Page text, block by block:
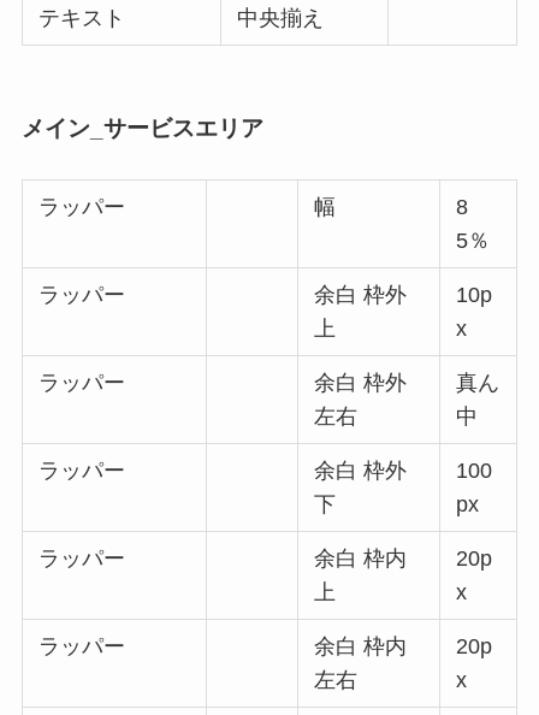
テキスト 中央揃え
メイン_サービスエリア
ラッパー 幅
8
5％
ラッパー
余白 枠外
上
10p
x
ラッパー
余白 枠外
左右
真ん
中
ラッパー
余白 枠外
下
100
px
ラッパー
余白 枠内
上
20p
x
ラッパー
余白 枠内
左右
20p
x